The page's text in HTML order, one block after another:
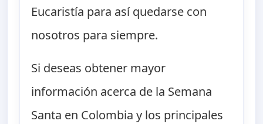
Eucaristía para así quedarse con
nosotros para siempre.
Si deseas obtener mayor
información acerca de la Semana
Santa en Colombia y los principales